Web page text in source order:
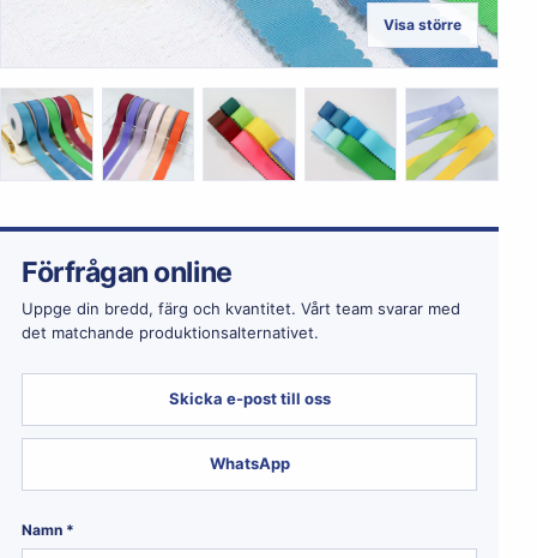
Visa större
Förfrågan online
Uppge din bredd, färg och kvantitet. Vårt team svarar med
det matchande produktionsalternativet.
Skicka e-post till oss
WhatsApp
Namn *